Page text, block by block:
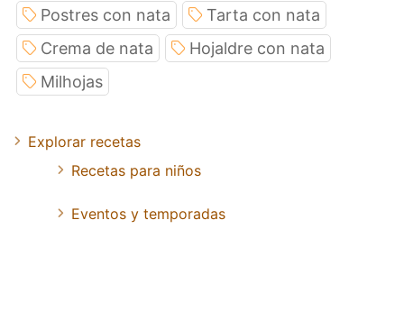
Postres con nata
Tarta con nata
Crema de nata
Hojaldre con nata
Milhojas
Explorar recetas
Recetas para niños
Eventos y temporadas